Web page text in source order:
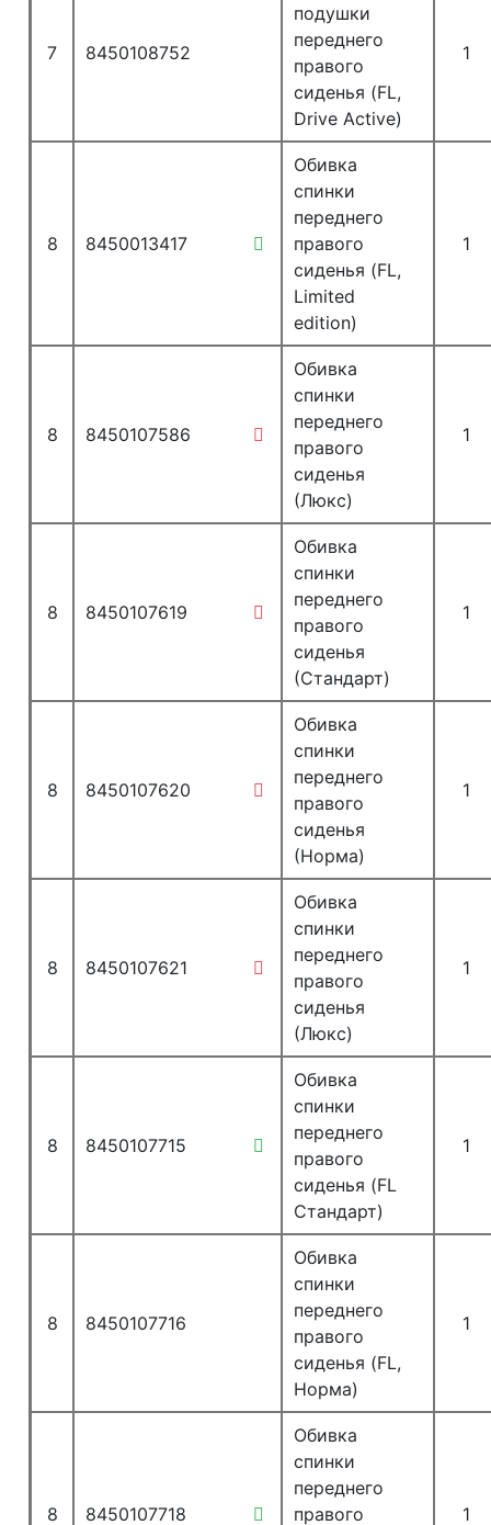
7 8450108752
подушки
переднего
правого
сиденья (FL,
Drive Active)
1
8 8450013417
Обивка
спинки
переднего
правого
сиденья (FL,
Limited
edition)
1
8 8450107586
Обивка
спинки
переднего
правого
сиденья
(Люкс)
1
8 8450107619
Обивка
спинки
переднего
правого
сиденья
(Стандарт)
1
8 8450107620
Обивка
спинки
переднего
правого
сиденья
(Норма)
1
8 8450107621
Обивка
спинки
переднего
правого
сиденья
(Люкс)
1
8 8450107715
Обивка
спинки
переднего
правого
сиденья (FL
Стандарт)
1
8 8450107716
Обивка
спинки
переднего
правого
сиденья (FL,
Норма)
1
8 8450107718
Обивка
спинки
переднего
правого
1